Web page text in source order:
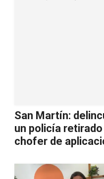
San Martín:
un policía
chofer de